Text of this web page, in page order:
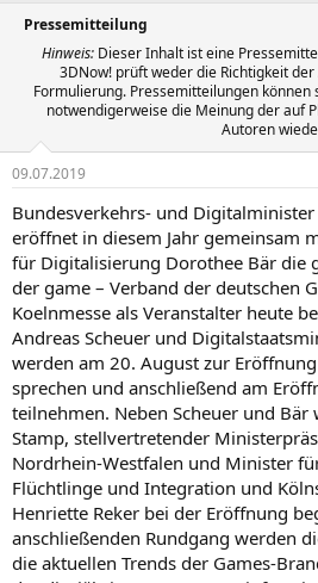
Pressemitteilung
Hinweis: Dieser Inhalt ist eine
3DNow! prüft weder die Richtigkeit
Formulierung. Pressemitteilungen können
notwendigerweise die Meinung der auf
Autoren
09.07.2019
Bundesverkehrs- und Digitalminister
eröffnet in diesem Jahr gemeinsam
für Digitalisierung Dorothee Bär die
der game – Verband der deutschen
Koelnmesse als Veranstalter heute
Andreas Scheuer und
werden am 20. August zur
sprechen und anschließend am
teilnehmen. Neben Scheuer und Bär
Stamp, stellvertretender
Nordrhein-Westfalen und Minister
Flüchtlinge und Integration und
Henriette Reker bei der Eröffnung
anschließenden Rundgang werden
die aktuellen Trends der Games-